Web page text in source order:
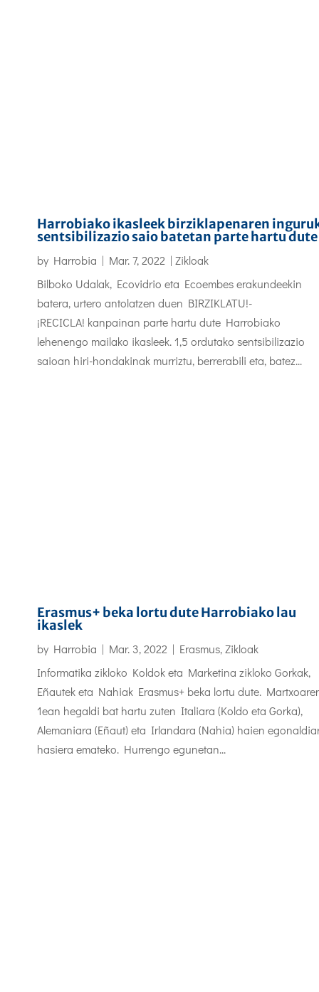
Harrobiako ikasleek birziklapenaren
sentsibilizazio saio batetan parte hartu dute
by Harrobia | Mar. 7, 2022 | Zikloak
Bilboko Udalak, Ecovidrio eta Ecoembes erakundeekin
batera, urtero antolatzen duen BIRZIKLATU!-
¡RECICLA! kanpainan parte hartu dute Harrobiako
lehenengo mailako ikasleek. 1,5 ordutako sentsibilizazio
saioan hiri-hondakinak murriztu, berrerabili eta, batez...
Erasmus+ beka lortu dute Harrobiako lau
ikaslek
by Harrobia | Mar. 3, 2022 | Erasmus,Zikloak
Informatika zikloko Koldok eta Marketina zikloko Gorkak,
Eñautek eta Nahiak Erasmus+ beka lortu dute.
1ean hegaldi bat hartu zuten Italiara (Koldo eta Gorka),
Alemaniara (Eñaut) eta Irlandara (Nahia) haien
hasiera emateko. Hurrengo egunetan...